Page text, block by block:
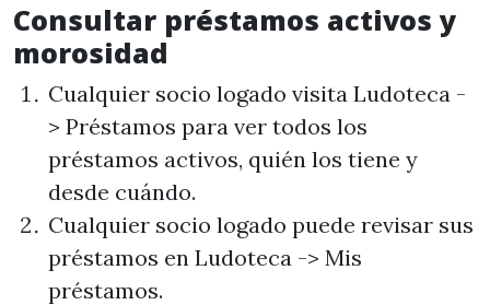
Consultar préstamos activos y
morosidad
Cualquier socio logado visita Ludoteca -
> Préstamos para ver todos los
préstamos activos, quién los tiene y
desde cuándo.
Cualquier socio logado puede revisar sus
préstamos en Ludoteca -> Mis
préstamos.